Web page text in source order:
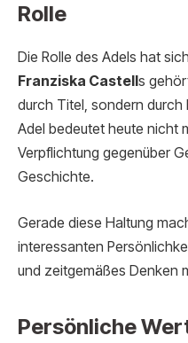
Rolle
Die Rolle des Adels hat
Franziska Castell s
durch Titel, sondern durch
Adel bedeutet heute nicht
Verpflichtung gegenüber
Geschichte.
Gerade diese Haltung
interessanten
und zeitgemäßes Denken
Persönliche